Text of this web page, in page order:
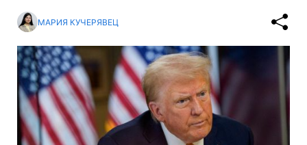
МАРИЯ КУЧЕРЯВЕЦ